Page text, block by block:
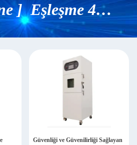
] Eşleşme 4
Güvenliği ve Güvenilirliği Sağlayan